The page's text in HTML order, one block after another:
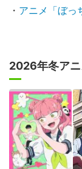
・ アニメ「ぼっ
2026年冬アニ